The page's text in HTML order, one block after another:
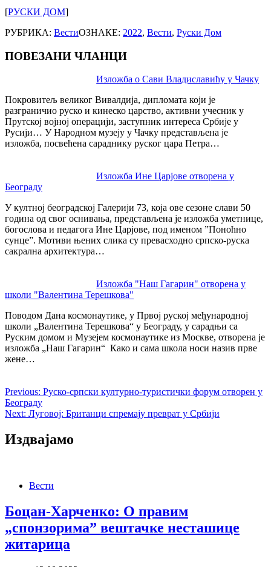
[РУСКИ ДОМ]
РУБРИКА: ВестиОЗНАКЕ: 2022, Вести, Руски Дом
ПОВЕЗАНИ ЧЛАНЦИ
Изложба о Сави Владиславићу у Чачку
Покровитељ великог Вивалдија, дипломата који је
разграничио руско и кинеско царство, активни учесник у
Прутској војној операцији, заступник интереса Србије у
Русији… У Народном музеју у Чачку представљена је
изложба, посвећена сараднику руског цара Петра…
Изложба Ине Царјове отворена у
Београду
У култној београдској Галерији 73, која ове сезоне слави 50
година од свог оснивања, представљена је изложба уметнице,
богослова и педагога Ине Царјове, под именом ”Поноћно
сунце”. Мотиви њених слика су превасходно српско-руска
сакрална архитектура…
Изложба "Наш Гагарин" отворена у
школи "Валентина Терешкова"
Поводом Дана космонаутике, у Првој руској међународној
школи „Валентина Терешкова“ у Београду, у сарадњи са
Руским домом и Музејем космонаутике из Москве, отворена је
изложба „Наш Гагарин“ Како и сама школа носи назив прве
жене…
navigation
Previous: Руско-српски културно-туристички форум отворен у
Београду
Next: Луговој: Британци спремају преврат у Србији
Издвајамо
Вести
Боцан-Харченко: О правим
„спонзорима” вештачке несташице
житарица